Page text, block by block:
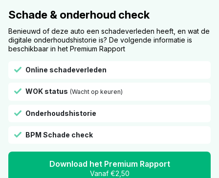
Schade & onderhoud check
Benieuwd of deze auto een schadeverleden heeft, en wat de
digitale onderhoudshistorie is? De volgende informatie is
beschikbaar in het Premium Rapport
Online schadeverleden
WOK status (Wacht op keuren)
Onderhoudshistorie
BPM Schade check
Download het Premium Rapport
Vanaf €2,50